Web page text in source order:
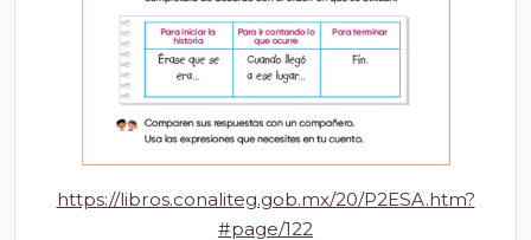
https://libros.conaliteg.gob.mx/20/P2ESA.htm?
#page/122